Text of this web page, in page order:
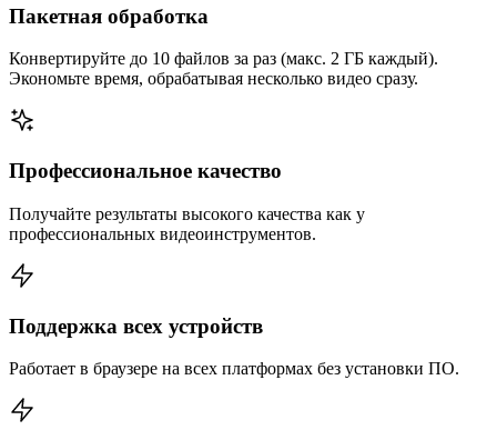
Пакетная обработка
Конвертируйте до 10 файлов за раз (макс. 2 ГБ каждый).
Экономьте время, обрабатывая несколько видео сразу.
Профессиональное качество
Получайте результаты высокого качества как у
профессиональных видеоинструментов.
Поддержка всех устройств
Работает в браузере на всех платформах без установки ПО.